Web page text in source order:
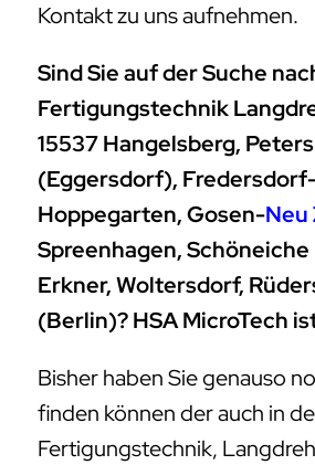
Kontakt zu uns aufnehmen.
Sind Sie auf der Suche
Fertigungstechnik
15537 Hangelsberg,
(Eggersdorf),
Hoppegarten, Gosen-Neu
Spreenhagen,
Erkner, Woltersdorf,
(Berlin)? HSA MicroTech
Bisher haben Sie genauso
finden können der auch in
Fertigungstechnik,